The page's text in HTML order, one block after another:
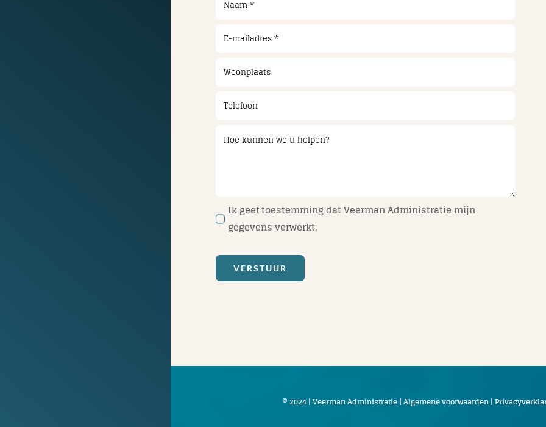
Ik geef toestemming dat Veerman Administratie mijn
gegevens verwerkt.
VERSTUUR
© 2024 | Veerman Administratie |Algemene voorwaarden|